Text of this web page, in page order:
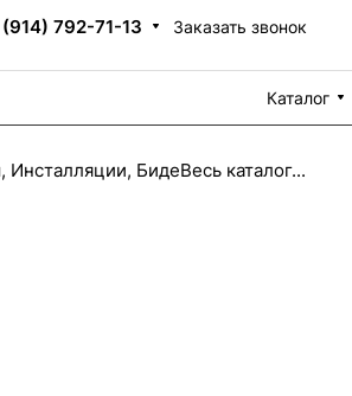
792-71-13 Заказать звонок
Каталог
Инсталляции, БидеВесь каталог...